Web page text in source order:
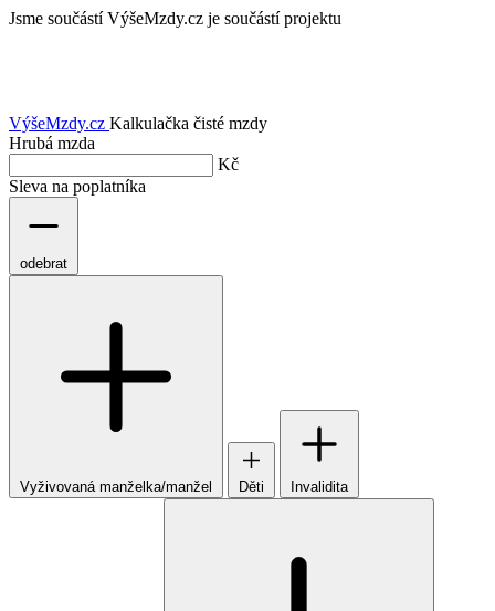
Jsme součástí VýšeMzdy.cz je součástí projektu
VýšeMzdy.cz Kalkulačka čisté mzdy
Hrubá mzda
Kč
Sleva na poplatníka
odebrat
Vyživovaná manželka/manžel Děti Invalidita